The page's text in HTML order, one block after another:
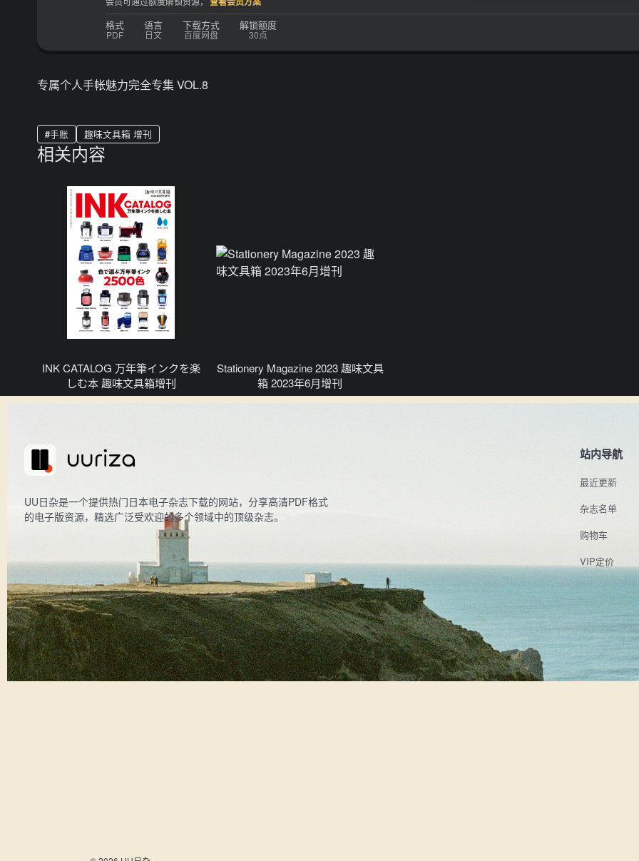
格式
PDF
语言
日文
下载方式
百度网盘
解锁额度
30点
专属个人手帐魅力完全专集 VOL.8
手账 趣味文具箱 增刊
相关内容
INK CATALOG 万年筆インクを楽
しむ本 趣味文具箱增刊
Stationery Magazine 2023 趣味文具
箱 2023年6月增刊
UU日杂是一个提供热门日本电子杂志下载的网站，分享高清PDF格式
的电子版资源，精选广泛受欢迎的多个领域中的顶级杂志。
站内导航
最近更新
杂志名单
购物车
VIP定价